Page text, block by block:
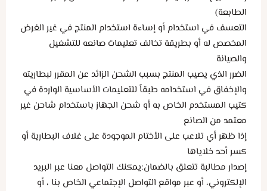
الطابعة)
التعسف في استخدام أو إساءة استخدام المنتج في غير الغرض
المخصص له أو بطريقة تخالف تعليمات صانعه للتشغيل
والصيانة
الضرر الذي يصيب المنتج بسبب الشحن الزائد عن المقرر لبطاريته
والإخفاق في استخدامه طبقاً للتعليمات الأساسية الواردة في
كتيب المستخدم الخاص به أو شحن الجهاز باستخدام شاحن غير
معتمد من الصانع
إذا ظهر أي تلاعب على الأختام الموجودة على غلاف البطارية أو
كسر أحد خلاياها
إصدار مطالبة تتعلق بالضمان:يمكنك التواصل معنا عبر البريد
الإلكتروني، أو عبر مواقع التواصل الإجتماعي الخاص بنا ، أو